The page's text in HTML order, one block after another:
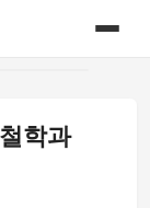
학과